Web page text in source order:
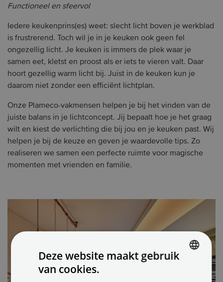
Functioneel en sfeervol
Iedere keukenprins(es) weet: slecht licht boven je werkblad
is frustrerend. Toch wil je in je keuken ook geen fel
ongezellig licht. Je keuken is immers de plek waar je
samen eet, kletst en proost als er iets te vieren valt. Daar
hoort gezellig warm licht bij. Juist in de keuken kun je
daarom niet zonder een efficiënt lichtplan.
Onze Plameco-vakmensen helpen je bij het vinden van de
juiste balans in je lichtconcept. Jij bepaalt hoe je het graag
wilt en kiest de verlichting die bij jou en je keuken past. Wij
helpen je bij de keuze en geven je waardevolle tips. Zo
realiseren we samen een perfecte ruimte voor magische
momenten met vrienden en familie.
Deze website maakt gebruik
van cookies.